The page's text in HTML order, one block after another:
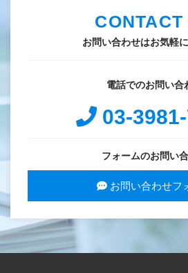
CONTACT
お問い合わせはお気軽に
電話でのお問い合
03-
フォームのお問い
お問い合わせフ